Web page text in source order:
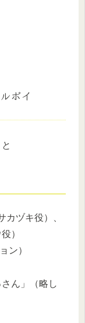
ボイ
ヅキ役）、
）
ン）
ん」（略し